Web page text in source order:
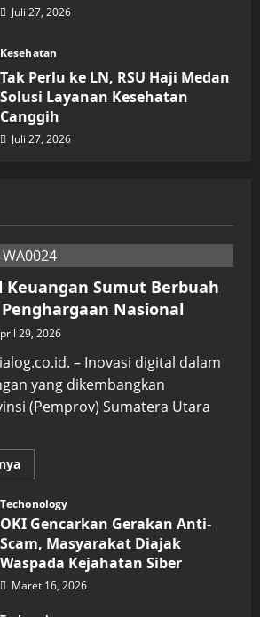
Juli 27, 2026
Kesehatan
Tak Perlu ke LN, RSU Haji Medan
Solusi Layanan Kesehatan
Canggih
Juli 27, 2026
Sumut Berbuah
Nasional
29, 2026
– Inovasi digital dalam
yang dikembangkan
(Pemprov) Sumatera Utara
Read
more
Inovasi
Digital
Keuangan
Sumut
Berbuah
Prestasi,
Raih
Penghargaan
Techonology
OKI Gencarkan Gerakan Anti-
Scam, Masyarakat Diajak
Waspada Kejahatan Siber
Maret 16, 2026